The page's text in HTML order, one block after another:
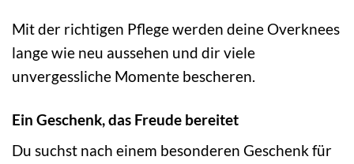
Mit der richtigen Pflege werden deine Overknees
lange wie neu aussehen und dir viele
unvergessliche Momente bescheren.
Ein Geschenk, das Freude bereitet
Du suchst nach einem besonderen Geschenk für